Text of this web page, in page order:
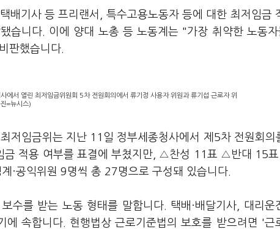
배기사 등 프리랜서, 특수고용노동자 등에 대한 최저임금
습니다. 이에 양대 노총 등 노동계는 "가장 취약한 노동
판했습니다.
에서 열린 최저임금위원회 5차 전원회의에서 류기정 사용자 위원과 류기섭 근로자 위
=뉴시스)
저임금위는 지난 11일 정부세종청사에서 제5차 전원회의
금 적용 여부를 표결에 부쳤지만, △찬성 11표 △반대 15
·공익위원 9명씩 총 27명으로 구성돼 있습니다.
수를 받는 노동 형태를 말합니다. 택배·배달기사, 대리운
에 속합니다. 현행법상 근로기준법의 보호를 받으려면 '근